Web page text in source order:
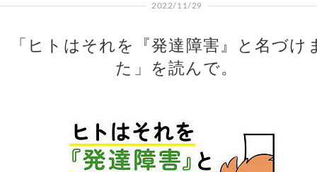
2022/11/29
「ヒトはそれを『発達障害』と名づけ
た」を読んで。